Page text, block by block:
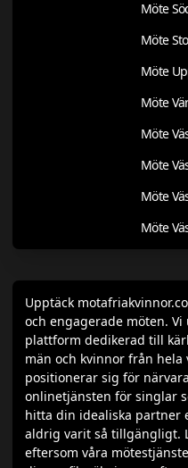
Möte
Möte
Möte
Möte
Möte
Möte
Möte
Möte
Upptäck
och engagerade möten.
plattform dedikerad till
män och kvinnor från
positionerar sig för
onlinetjänsten för singlar
hitta din idealiska partner
aldrig varit så tillgängligt.
eftersom våra